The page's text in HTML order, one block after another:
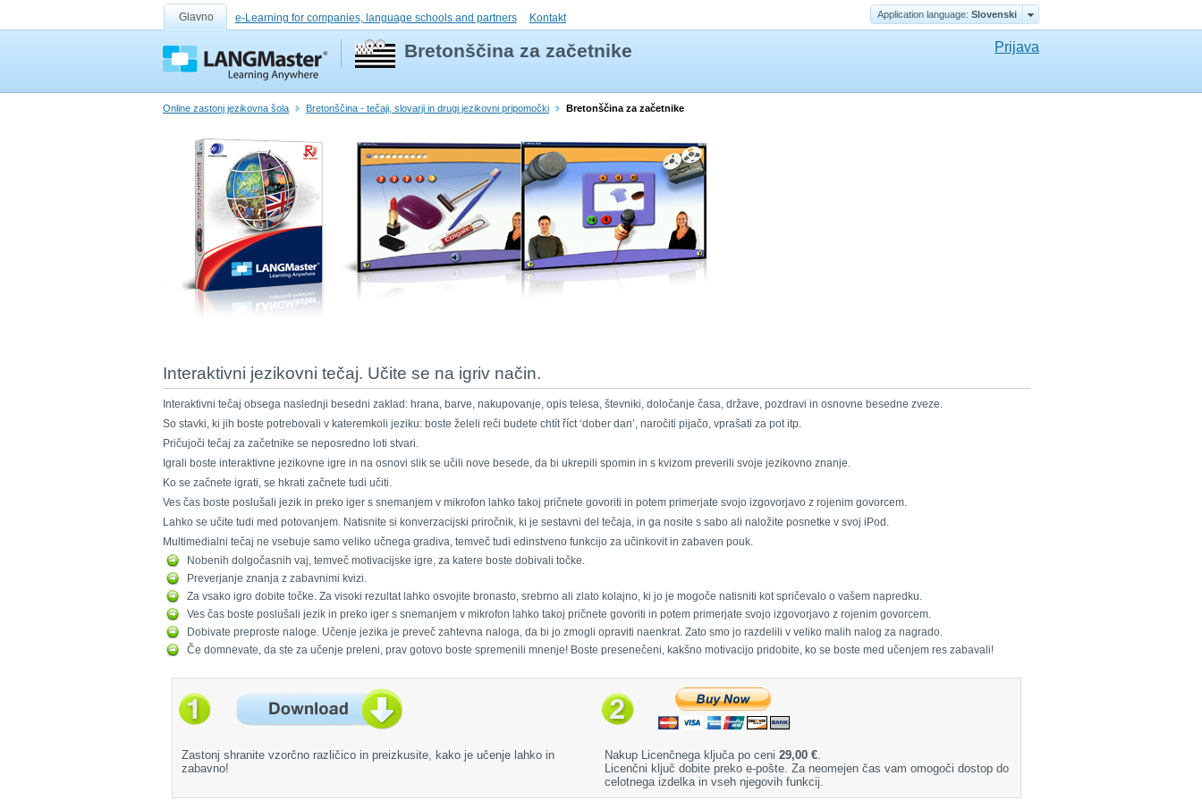
Glavno e-Learning for companies, language schools and partners Kontakt Application language: Slovenski
Bretonščina za začetnike Prijava
Online zastonj jezikovna šola Bretonščina - tečaji, slovarji in drugi jezikovni pripomočki Bretonščina za začetnike
Interaktivni jezikovni tečaj. Učite se na igriv način.
Interaktivni tečaj obsega naslednji besedni zaklad: hrana, barve, nakupovanje, opis telesa, števniki, določanje časa, države, pozdravi in osnovne besedne zveze.
So stavki, ki jih boste potrebovali v kateremkoli jeziku: boste želeli reči budete chtít říct ‘dober dan’, naročiti pijačo, vprašati za pot itp.
Pričujoči tečaj za začetnike se neposredno loti stvari.
Igrali boste interaktivne jezikovne igre in na osnovi slik se učili nove besede, da bi ukrepili spomin in s kvizom preverili svoje jezikovno znanje.
Ko se začnete igrati, se hkrati začnete tudi učiti.
Ves čas boste poslušali jezik in preko iger s snemanjem v mikrofon lahko takoj pričnete govoriti in potem primerjate svojo izgovorjavo z rojenim govorcem.
Lahko se učite tudi med potovanjem. Natisnite si konverzacijski priročnik, ki je sestavni del tečaja, in ga nosite s sabo ali naložite posnetke v svoj iPod.
Multimedialni tečaj ne vsebuje samo veliko učnega gradiva, temveč tudi edinstveno funkcijo za učinkovit in zabaven pouk.
Nobenih dolgočasnih vaj, temveč motivacijske igre, za katere boste dobivali točke.
Preverjanje znanja z zabavnimi kvizi.
Za vsako igro dobite točke. Za visoki rezultat lahko osvojite bronasto, srebrno ali zlato kolajno, ki jo je mogoče natisniti kot spričevalo o vašem napredku.
Ves čas boste poslušali jezik in preko iger s snemanjem v mikrofon lahko takoj pričnete govoriti in potem primerjate svojo izgovorjavo z rojenim govorcem.
Dobivate preproste naloge. Učenje jezika je preveč zahtevna naloga, da bi jo zmogli opraviti naenkrat. Zato smo jo razdelili v veliko malih nalog za nagrado.
Če domnevate, da ste za učenje preleni, prav gotovo boste spremenili mnenje! Boste presenečeni, kakšno motivacijo pridobite, ko se boste med učenjem res zabavali!
Zastonj shranite vzorčno različico in preizkusite, kako je učenje lahko in
zabavno!
Nakup Licenčnega ključa po ceni 29,00 €
Licenčni ključ dobite preko e-pošte. Za neomejen čas vam omogoči dostop do
celotnega izdelka in vseh njegovih funkcij.